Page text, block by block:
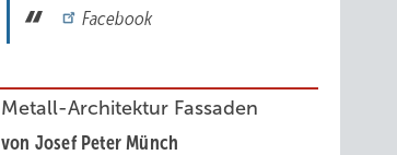
Facebook
Metall-Architektur Fassaden
von Josef Peter Münch